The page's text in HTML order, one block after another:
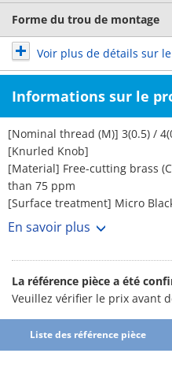
Forme du trou de montage
Voir plus de détails sur
Informations sur le
[Nominal thread (M)] 3(0.5) /
[Knurled Knob]
[Material] Free-cutting brass
than 75 ppm
[Surface treatment] Micro
base), Micro Black is only
[Black nylon washer (KW)]
[Heat distortion temperature]
[UL Standard] UL94-HB
Silicone rubber washer (SRW)
[Material] Silicone rubber
En savoir plus
La référence pièce a été
Veuillez vérifier le prix avant
Liste des référence pièce